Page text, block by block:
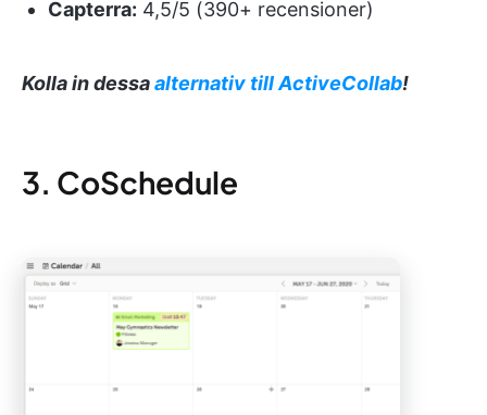
Capterra: 4,5/5 (390+ recensioner)
Kolla in dessaalternativ till ActiveCollab!
3. CoSchedule